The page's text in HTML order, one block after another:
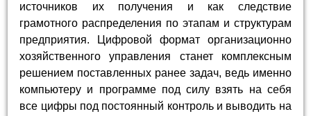
источников их получения и как следствие
грамотного распределения по этапам и структурам
предприятия. Цифровой формат организационно
хозяйственного управления станет комплексным
решением поставленных ранее задач, ведь именно
компьютеру и программе под силу взять на себя
все цифры под постоянный контроль и выводить на